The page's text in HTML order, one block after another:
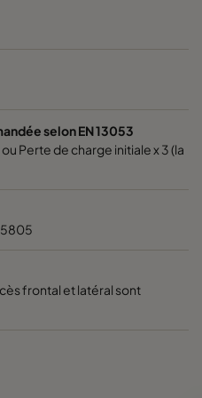
selon EN 13053
Perte de charge initiale x 3 (la
frontal et latéral sont